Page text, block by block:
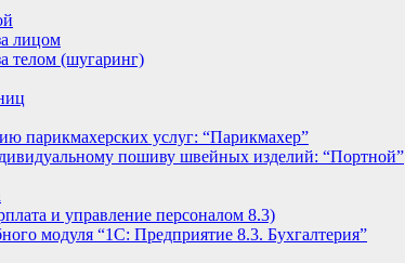
лицом
телом (шугаринг)
парикмахерских услуг: “Парикмахер”
пошиву швейных изделий: “Портной”
и управление персоналом 8.3)
модуля “1С: Предприятие 8.3. Бухгалтерия”